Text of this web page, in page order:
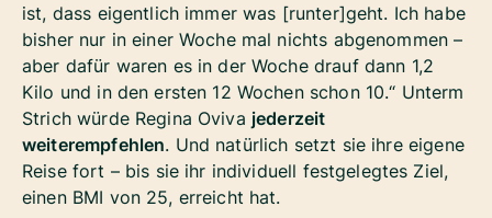
ist, dass eigentlich immer was [runter]geht. Ich habe
bisher nur in einer Woche mal nichts abgenommen –
aber dafür waren es in der Woche drauf dann 1,2
Kilo und in den ersten 12 Wochen schon 10.“ Unterm
Strich würde Regina Oviva jederzeit
weiterempfehlen. Und natürlich setzt sie ihre eigene
Reise fort – bis sie ihr individuell festgelegtes Ziel,
einen BMI von 25, erreicht hat.